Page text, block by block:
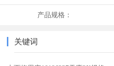
产品规格：
关键词